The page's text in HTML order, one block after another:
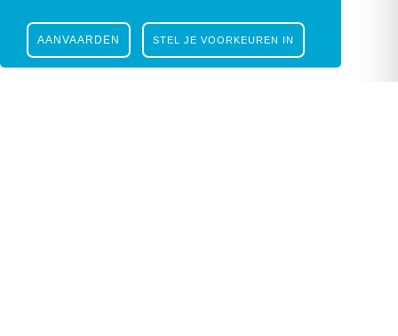
STEL JE VOORKEUREN IN
AANVAARDEN